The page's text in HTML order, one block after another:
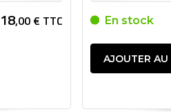
18,00 € TTC En stock
AJOUTER AU